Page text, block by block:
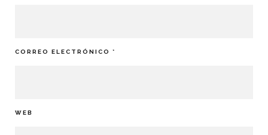
CORREO ELECTRÓNICO *
WEB